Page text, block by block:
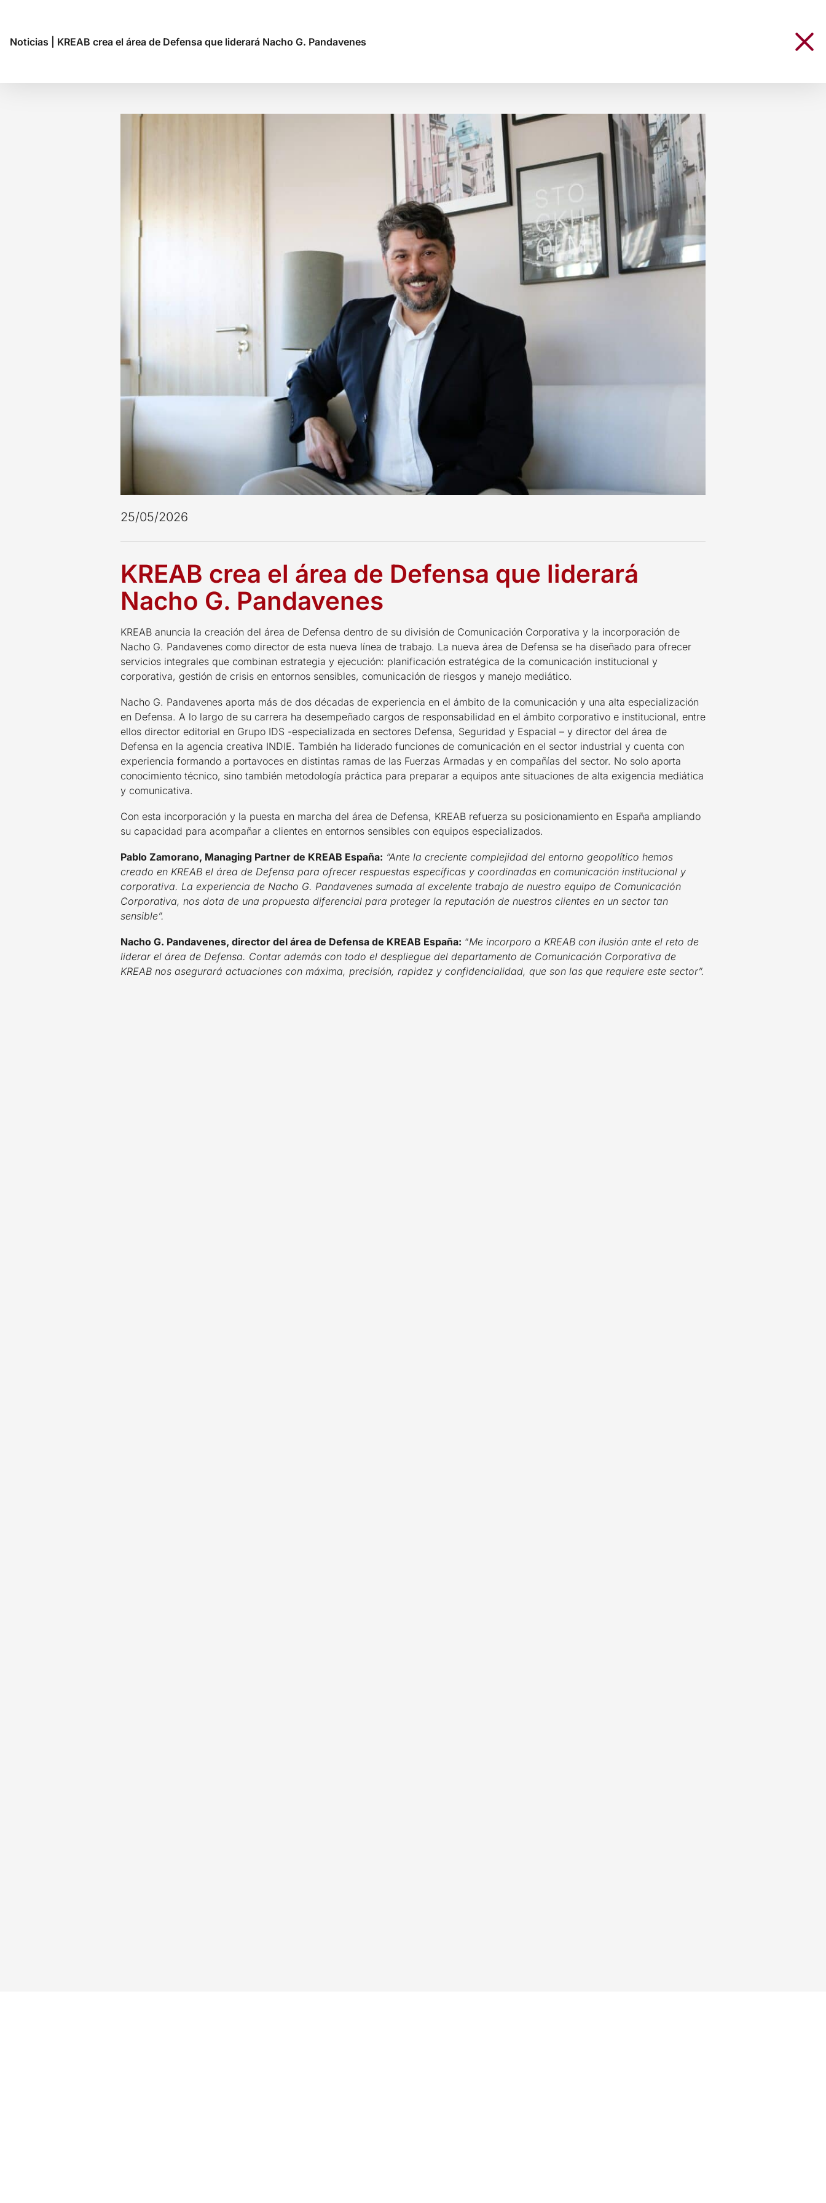
Noticias KREAB crea el área de Defensa que liderará Nacho G. Pandavenes
25/05/2026
KREAB crea el área de Defensa que liderará
Nacho G. Pandavenes
KREAB anuncia la creación del área de Defensa dentro de su división de Comunicación Corporativa y la incorporación de
Nacho G. Pandavenes como director de esta nueva línea de trabajo. La nueva área de Defensa se ha diseñado para ofrecer
servicios integrales que combinan estrategia y ejecución: planificación estratégica de la comunicación institucional y
corporativa, gestión de crisis en entornos sensibles, comunicación de riesgos y manejo mediático.
Nacho G. Pandavenes aporta más de dos décadas de experiencia en el ámbito de la comunicación y una alta especialización
en Defensa. A lo largo de su carrera ha desempeñado cargos de responsabilidad en el ámbito corporativo e institucional, entre
ellos director editorial en Grupo IDS -especializada en sectores Defensa, Seguridad y Espacial – y director del área de
Defensa en la agencia creativa INDIE. También ha liderado funciones de comunicación en el sector industrial y cuenta con
experiencia formando a portavoces en distintas ramas de las Fuerzas Armadas y en compañías del sector. No solo aporta
conocimiento técnico, sino también metodología práctica para preparar a equipos ante situaciones de alta exigencia mediática
y comunicativa.
Con esta incorporación y la puesta en marcha del área de Defensa, KREAB refuerza su posicionamiento en España ampliando
su capacidad para acompañar a clientes en entornos sensibles con equipos especializados.
Pablo Zamorano, Managing Partner de KREAB España: “Ante la creciente complejidad del entorno geopolítico hemos
creado en KREAB el área de Defensa para ofrecer respuestas específicas y coordinadas en comunicación institucional y
corporativa. La experiencia de Nacho G. Pandavenes sumada al excelente trabajo de nuestro equipo de Comunicación
Corporativa, nos dota de una propuesta diferencial para proteger la reputación de nuestros clientes en un sector tan
sensible”.
Nacho G. Pandavenes, director del área de Defensa de KREAB España: “Me incorporo a KREAB con ilusión ante el reto de
liderar el área de Defensa. Contar además con todo el despliegue del departamento de Comunicación Corporativa de
KREAB nos asegurará actuaciones con máxima, precisión, rapidez y confidencialidad, que son las que requiere este sector”.